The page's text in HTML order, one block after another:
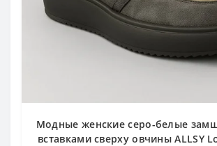
Модные женские серо-белые
вставками сверху овчины ALLSY